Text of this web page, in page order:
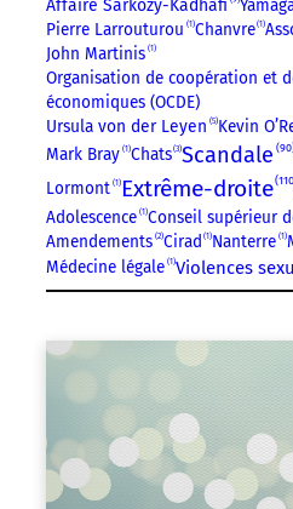
Affaire Sarkozy-Kadhafi
Pierre Larrouturou 1 Chanvre 1
John Martinis 1
Organisation de coopération et
économiques (OCDE)
Ursula von der Leyen 5 Kevin
Mark Bray 1 Chats 3 Scandale 90
Lormont 1 Extrême-droite
Adolescence 1 Conseil supérieur
Amendements 2 Cirad 1 Nanterre 1
Médecine légale 1 Violences